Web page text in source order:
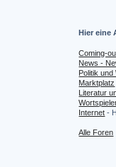
Hier eine
Coming-
News -
Politik
Marktplatz
Literatur
Internet -
Alle Foren